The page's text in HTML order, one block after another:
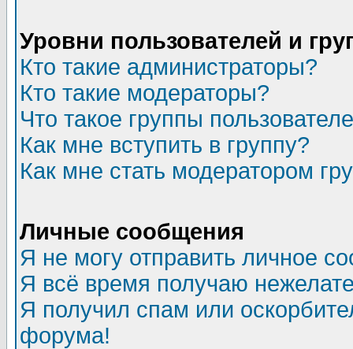
Уровни пользователей и
Кто такие администраторы?
Кто такие модераторы?
Что такое группы
Как мне вступить в группу?
Как мне стать модератором
Личные сообщения
Я не могу отправить личное
Я всё время получаю
Я получил спам или
форума!